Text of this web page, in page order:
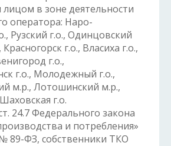
в зоне деятельности
оператора: Наро-
Рузский г.о., Одинцовский
Красногорск г.о., Власиха г.о.,
г.о.,
г.о., Молодежный г.о.,
м.р., Лотошинский м.р.,
г.о.
24.7 Федерального закона
и потребления»
89-ФЗ, собственники ТКО